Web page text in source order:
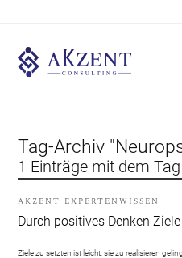
Tag-Archiv
1 Einträge mit dem
AKZENT EXPERTENWISSEN
Durch positives Denken
Ziele zu setzten ist leicht, sie zu realisieren